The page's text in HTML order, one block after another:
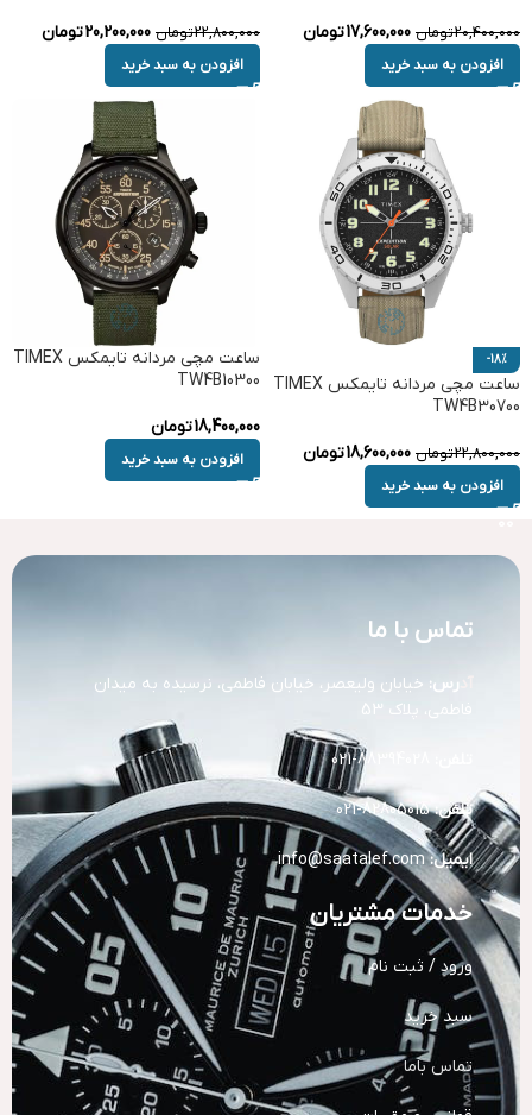
20,400,000تومان 17,600,000تومان
افزودن به سبد خرید
22,800,000تومان 20,200,000تومان
افزودن به سبد خرید
-18%
ساعت مچی مردانه تایمکس TIMEX
TW4B30700
22,800,000تومان 18,600,000تومان
افزودن به سبد خرید
ساعت مچی مردانه تایمکس TIMEX
TW4B10300
18,400,000تومان
افزودن به سبد خرید
تماس با ما
رس: خیابان ولیعصر، خیابان فاطمی، نرسیده به میدان
فاطمی، پلاک 53
تلفن:82805015-021
ایمیل: info@saatalef.com
خدمات مشتریان
ورود / ثبت نام
سبد خرید
تماس باما